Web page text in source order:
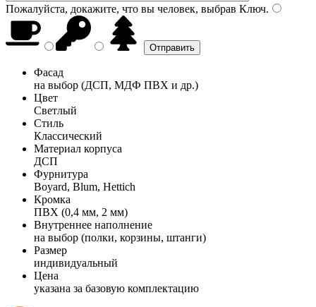
Пожалуйста, докажите, что вы человек, выбрав Ключ.
Фасад
на выбор (ДСП, МДФ ПВХ и др.)
Цвет
Светлый
Стиль
Классический
Материал корпуса
ДСП
Фурнитура
Boyard, Blum, Hettich
Кромка
ПВХ (0,4 мм, 2 мм)
Внутреннее наполнение
на выбор (полки, корзины, штанги)
Размер
индивидуальный
Цена
указана за базовую комплектацию